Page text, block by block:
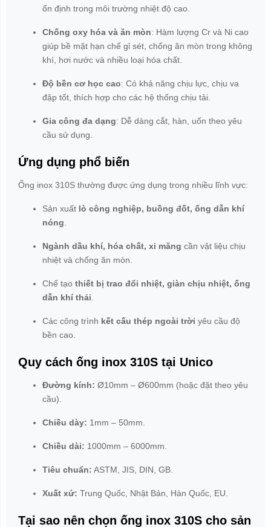
ổn định trong môi trường nhiệt độ cao.
Chống oxy hóa và ăn mòn: Hàm lượng Cr và Ni cao
giúp bề mặt hạn chế gỉ sét, chống ăn mòn trong không
khí, hơi nước và nhiều loại hóa chất.
Độ bền cơ học cao: Có khả năng chịu lực, chịu va
đập tốt, thích hợp cho các hệ thống chịu tải.
Gia công đa dạng: Dễ dàng cắt, hàn, uốn theo yêu
cầu sử dụng.
Ứng dụng phổ biến
Ống inox 310S thường được ứng dụng trong nhiều lĩnh vực:
Sản xuất lò công nghiệp, buồng đốt, ống dẫn khí
nóng
Ngành dầu khí, hóa chất, xi măng cần vật liệu chịu
nhiệt và chống ăn mòn.
Chế tạo thiết bị trao đổi nhiệt, giàn chịu nhiệt, ống
dẫn khí thải
Các công trình kết cấu thép ngoài trời yêu cầu độ
bền cao.
Quy cách ống inox 310S tại Unico
Đường kính: Ø10mm – Ø600mm (hoặc đặt theo yêu
cầu).
Chiều dày: 1mm – 50mm.
Chiều dài: 1000mm – 6000mm.
Tiêu chuẩn: ASTM, JIS, DIN, GB.
Xuất xứ: Trung Quốc, Nhật Bản, Hàn Quốc, EU.
Tại sao nên chọn ống inox 310S cho sản